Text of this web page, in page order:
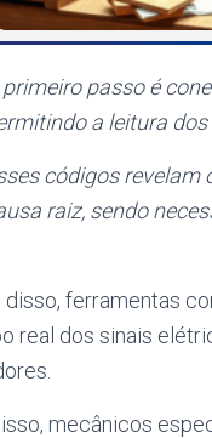
primeiro passo é
a leitura dos
códigos
raiz, sendo
disso, ferramentas
real dos sinais
mecânicos